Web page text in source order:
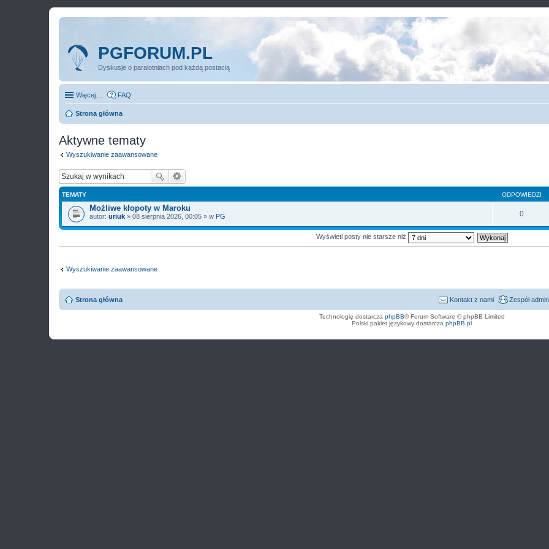
PGFORUM.PL
Dyskusje o paralotniach pod każdą postacią
Więcej… FAQ
Strona główna
Aktywne tematy
Wyszukiwanie zaawansowane
TEMATY ODPOWIEDZI
Możliwe kłopoty w Maroku
autor: uriuk » 08 sierpnia 2026, 00:05 » w PG 0
Wyświetl posty nie starsze niż
Wyszukiwanie zaawansowane
Strona główna Zespół
Kontakt z nami
Technologię dostarcza phpBB® Forum Software © phpBB Limited
Polski pakiet językowy dostarcza phpBB.pl